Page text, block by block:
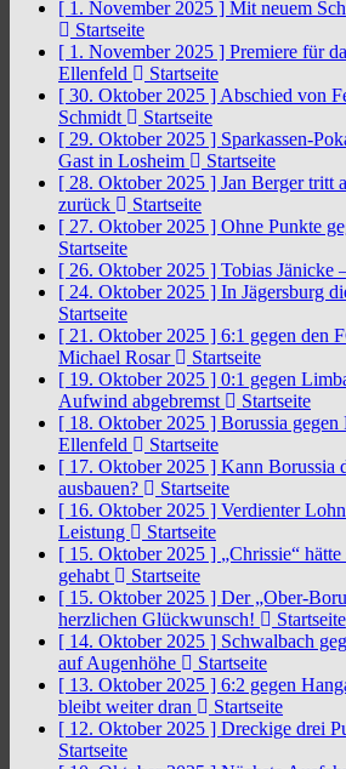
[ 1. November 2025 ] Mit neuem
Startseite
[ 1. November 2025 ] Premiere für
Ellenfeld
Startseite
[ 30. Oktober 2025 ] Abschied von
Schmidt
Startseite
[ 29. Oktober 2025 ] Sparkassen-
Gast in Losheim
Startseite
[ 28. Oktober 2025 ] Jan Berger tritt
zurück
Startseite
[ 27. Oktober 2025 ] Ohne Punkte
Startseite
[ 26. Oktober 2025 ] Tobias Jänicke
[ 24. Oktober 2025 ] In Jägersburg
Startseite
[ 21. Oktober 2025 ] 6:1 gegen den
Michael Rosar
Startseite
[ 19. Oktober 2025 ] 0:1 gegen
Aufwind abgebremst
Startseite
[ 18. Oktober 2025 ] Borussia
Ellenfeld
Startseite
[ 17. Oktober 2025 ] Kann Borussia
ausbauen?
Startseite
[ 16. Oktober 2025 ] Verdienter
Leistung
Startseite
[ 15. Oktober 2025 ] „Chrissie“
gehabt
Startseite
[ 15. Oktober 2025 ] Der „Ober-
herzlichen Glückwunsch!
Startseite
[ 14. Oktober 2025 ] Schwalbach
auf Augenhöhe
Startseite
[ 13. Oktober 2025 ] 6:2 gegen
bleibt weiter dran
Startseite
[ 12. Oktober 2025 ] Dreckige drei
Startseite